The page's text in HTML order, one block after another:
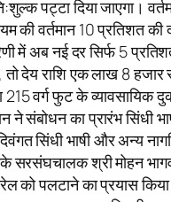
पट्टा दिया जाएगा।
की वर्तमान 10 प्रतिशत
में अब नई दर सिर्फ 5
देय राशि एक लाख 8
वर्ग फुट के व्यावसायिक
ने संबोधन का प्रारंभ सिंधी
सिंधी भाषी और अन्य
सरसंघचालक श्री मोहन
को पलटाने का प्रयास